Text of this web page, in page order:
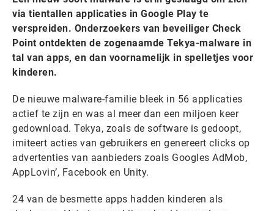
via tientallen applicaties in Google Play te
verspreiden. Onderzoekers van beveiliger Check
Point ontdekten de zogenaamde Tekya-malware in
tal van apps, en dan voornamelijk in spelletjes voor
kinderen.
De nieuwe malware-familie bleek in 56 applicaties
actief te zijn en was al meer dan een miljoen keer
gedownload. Tekya, zoals de software is gedoopt,
imiteert acties van gebruikers en genereert clicks op
advertenties van aanbieders zoals Googles AdMob,
AppLovin’, Facebook en Unity.
24 van de besmette apps hadden kinderen als